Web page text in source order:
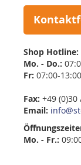
Shop Hotline:
Mo. - Do.:
Fr: 07:00-13:00
Fax: +49 (0)30
Email:
Mo. - Fr.: